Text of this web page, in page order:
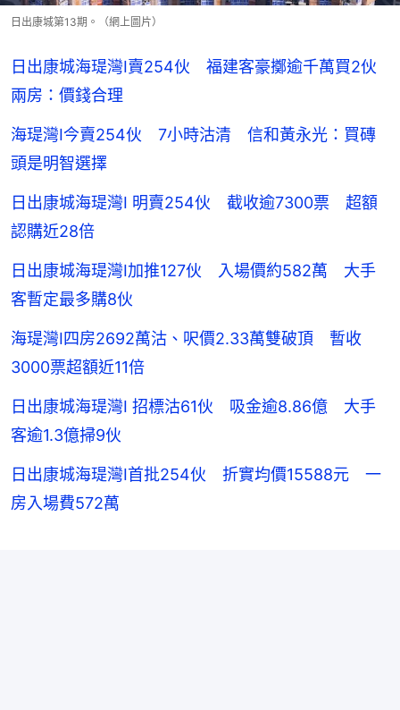
日出康城第13期。（網上圖片）
日出康城海瑅灣I賣254伙 福建客豪擲逾千萬買2伙
兩房：價錢合理
海瑅灣I今賣254伙 7小時沽清 信和黃永光：買磚
頭是明智選擇
日出康城海瑅灣I 明賣254伙 截收逾7300票 超額
認購近28倍
日出康城海瑅灣I加推127伙 入場價約582萬 大手
客暫定最多購8伙
海瑅灣I四房2692萬沽、呎價2.33萬雙破頂 暫收
3000票超額近11倍
日出康城海瑅灣I 招標沽61伙 吸金逾8.86億 大手
客逾1.3億掃9伙
日出康城海瑅灣I首批254伙 折實均價15588元 一
房入場費572萬